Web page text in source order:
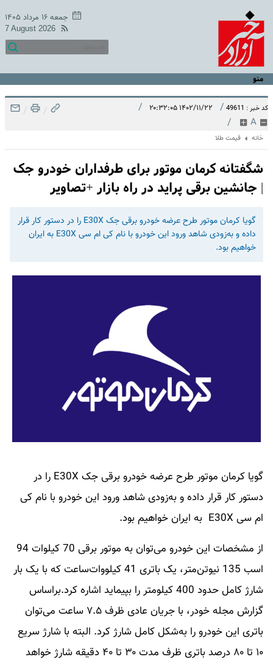
جمعه ۱۶ مرداد ۱۴۰۵
7 August 2026
منو
کد خبر : 49611 / ۱۴۰۲/۱۱/۲۲ ۲۰:۳۲:۰۵ /
A
/
/
/
خانه قیمت طلا
شگفتانه کرمان موتور برای طرفداران خودرو جک
| جانشین برقی پراید در راه بازار +تصاویر
گویا کرمان موتور طرح عرضه خودرو برقی جک E30X را در دستور کار قرار
داده و به‌زودی شاهد ورود این خودرو با نام کی ام سی E30X به ایران
خواهیم بود.
گویا کرمان موتور طرح عرضه خودرو برقی جک E30X را در
دستور کار قرار داده و به‌زودی شاهد ورود این خودرو با نام کی
ام سی E30X به ایران خواهیم بود.
از مشخصات این خودرو می‌توان به موتور برقی 70 کیلوات 94
اسب 135 نیوتن‌متر، یک باتری 41 کیلووات‌ساعت که با یک بار
شارژ کامل حدود 400 کیلومتر را بپیماید اشاره کرد.براساس
گزارش مجله خودر، با جریان عادی ظرف ۷.۵ ساعت می‌توان
باتری این خودرو را به‌شکل کامل شارژ کرد. البته با شارژ سریع
۱۰ تا ۸۰ درصد باتری ظرف مدت ۳۰ تا ۴۰ دقیقه شارژ خواهد